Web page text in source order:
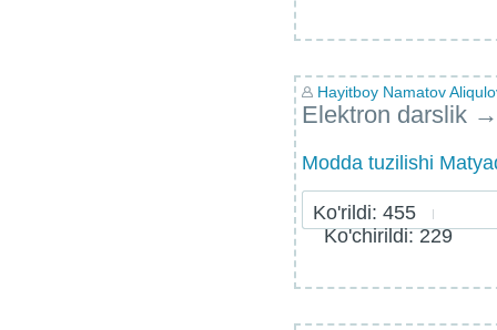
Hayitboy Namatov
Elektron darslik →
Modda tuzilishi
Ko'rildi: 455
Ko'chirildi: 229